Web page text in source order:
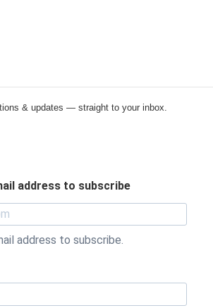
& updates — straight to your inbox.
address to subscribe
address to subscribe.